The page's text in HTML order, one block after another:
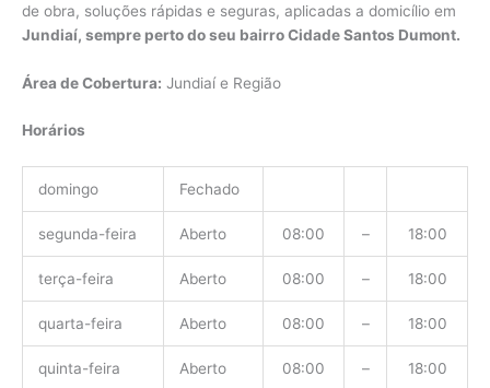
de obra, soluções rápidas e seguras, aplicadas a domicílio em
Jundiaí, sempre perto do seu bairro Cidade Santos Dumont.
Área de Cobertura: Jundiaí e Região
Horários
domingo Fechado
segunda-feira Aberto 08:00 – 18:00
terça-feira Aberto 08:00 – 18:00
quarta-feira Aberto 08:00 – 18:00
quinta-feira Aberto 08:00 – 18:00